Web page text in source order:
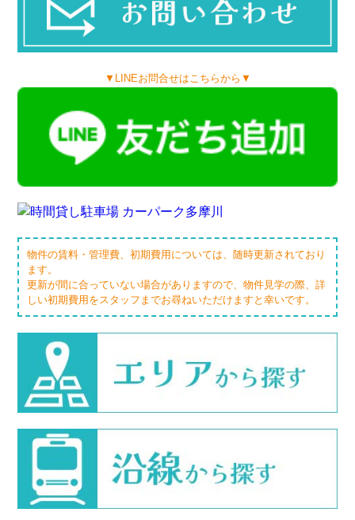
▼LINEお問合せはこちらから▼
物件の賃料・管理費、初期費用については、随時更新されており
ます。
更新が間に合っていない場合がありますので、物件見学の際、詳
しい初期費用をスタッフまでお尋ねいただけますと幸いです。